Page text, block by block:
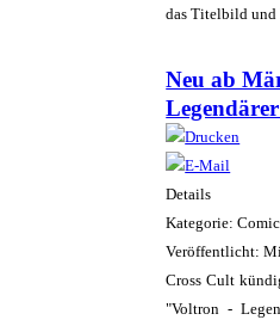
das Titelbild
Neu ab
Details
Kategorie:
Veröffentlicht:
Cross Cult
"Voltron -